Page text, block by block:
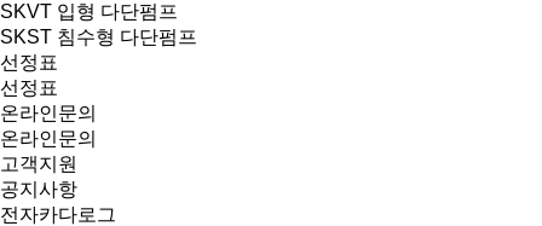
SKVT 입형 다단펌프
SKST 침수형 다단펌프
선정표
선정표
온라인문의
온라인문의
고객지원
공지사항
전자카다로그